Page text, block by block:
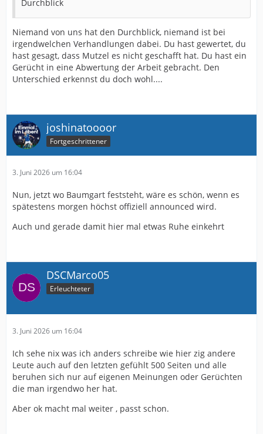
Durchblick
Niemand von uns hat den Durchblick, niemand ist bei
irgendwelchen Verhandlungen dabei. Du hast gewertet, du
hast gesagt, dass Mutzel es nicht geschafft hat. Du hast ein
Gerücht in eine Abwertung der Arbeit gebracht. Den
Unterschied erkennst du doch wohl....
joshinatoooor
Fortgeschrittener
3. Juni 2026 um 16:04
Nun, jetzt wo Baumgart feststeht, wäre es schön, wenn es
spätestens morgen höchst offiziell announced wird.
Auch und gerade damit hier mal etwas Ruhe einkehrt
DSCMarco05
Erleuchteter
3. Juni 2026 um 16:04
Ich sehe nix was ich anders schreibe wie hier zig andere
Leute auch auf den letzten gefühlt 500 Seiten und alle
beruhen sich nur auf eigenen Meinungen oder Gerüchten
die man irgendwo her hat.
Aber ok macht mal weiter , passt schon.